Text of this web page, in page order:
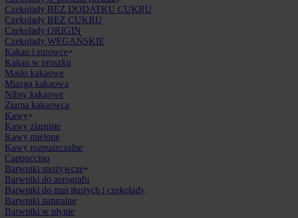
Czekolady BEZ DODATKU CUKRU
Czekolady BEZ CUKRU
Czekolady ORIGIN
Czekolady WEGAŃSKIE
Kakao i surowce+
Kakao w proszku
Masło kakaowe
Miazga kakaowa
Nibsy kakaowe
Ziarna kakaowca
Kawy+
Kawy ziarniste
Kawy mielone
Kawy rozpuszczalne
Cappuccino
Barwniki spożywcze+
Barwniki do aerografu
Barwniki do mas tłustych i czekolady
Barwniki naturalne
Barwniki w płynie